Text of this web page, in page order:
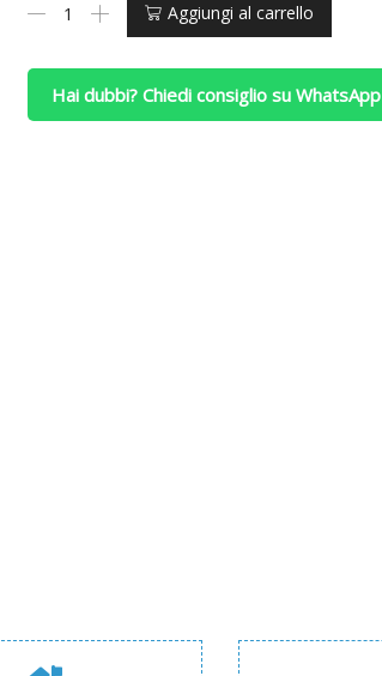
Copriguanciale
Rinfrescante
Filato
Aggiungi al carrello
Hai dubbi? Chiedi consiglio su WhatsApp